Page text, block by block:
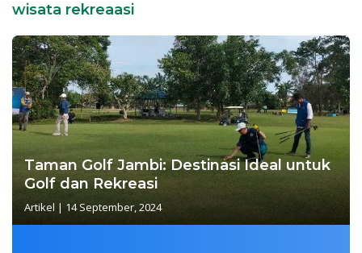
wisata rekreaasi
Taman Golf Jambi: Destinasi Ideal untuk
Golf dan Rekreasi
Artikel | 14 September, 2024